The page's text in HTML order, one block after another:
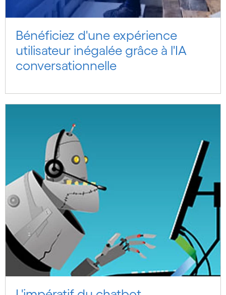
Bénéficiez d'une expérience
utilisateur inégalée grâce à l'IA
conversationnelle